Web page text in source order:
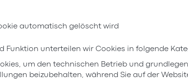
automatisch gelöscht wird
Funktion unterteilen wir Cookies in folgende
um den technischen Betrieb und
beizubehalten, während Sie auf der